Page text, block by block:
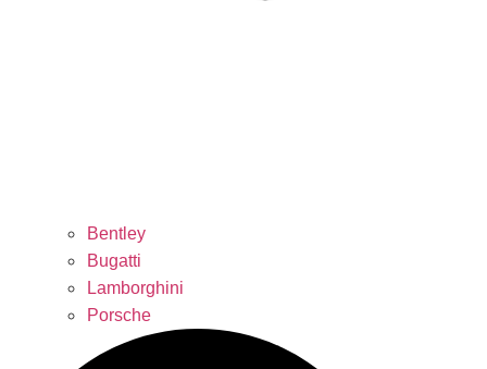
Bentley
Bugatti
Lamborghini
Porsche